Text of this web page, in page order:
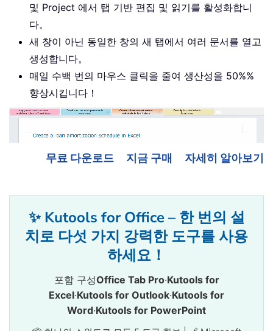
및 Project 에서 탭 기반 편집 및 읽기를 활성화합니
다。
새 창이 아닌 동일한 창의 새 탭에서 여러 문서를 열고
생성합니다。
매일 수백 번의 마우스 클릭을 줄여 생산성을 50%%
향상시킵니다！
무료 다운로드 지금 구매 자세히 알아보기
✨ Kutools for Office – 한 번의 설
치로 다섯 가지 강력한 도구를 사용
하세요！
포함 구성Office Tab Pro·Kutools for
Excel·Kutools for Outlook·Kutools for
Word·Kutools for PowerPoint